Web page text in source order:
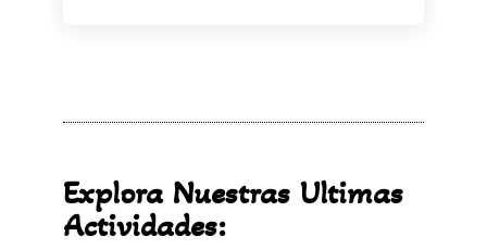
Explora Nuestras Ultimas
Actividades: